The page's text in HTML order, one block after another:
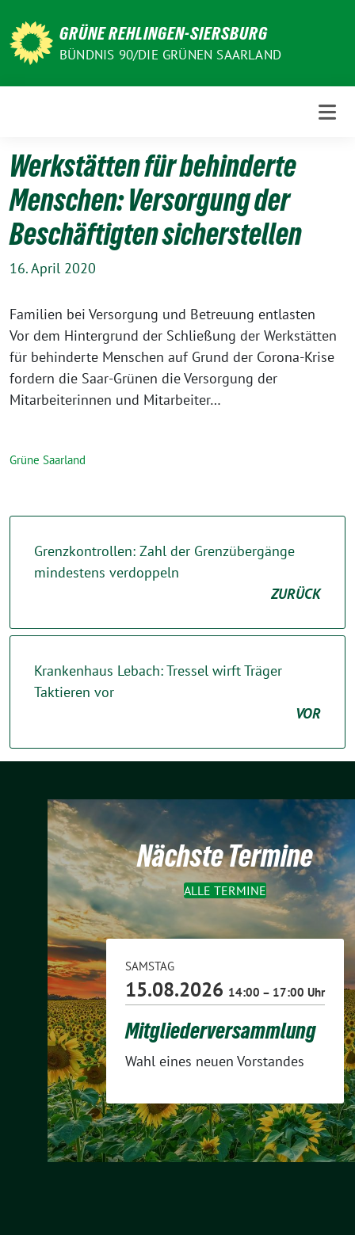
zum
Inhalt
GRÜNE REHLINGEN-SIERSBURG
BÜNDNIS 90/DIE GRÜNEN SAARLAND
Werkstätten für behinderte
Menschen: Versorgung der
Beschäftigten sicherstellen
16. April 2020
Familien bei Versorgung und Betreuung entlasten
Vor dem Hintergrund der Schließung der Werkstätten
für behinderte Menschen auf Grund der Corona-Krise
fordern die Saar-Grünen die Versorgung der
Mitarbeiterinnen und Mitarbeiter…
Grüne Saarland
Grenzkontrollen: Zahl der Grenzübergänge
mindestens verdoppeln
ZURÜCK
Krankenhaus Lebach: Tressel wirft Träger
Taktieren vor
VOR
Nächste Termine
ALLE TERMINE
SAMSTAG
15.08.2026 14:00 – 17:00 Uhr
Mitgliederversammlung
Wahl eines neuen Vorstandes